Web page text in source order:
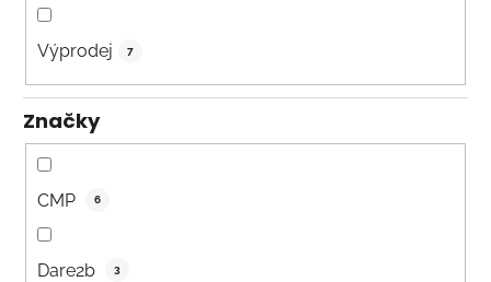
Výprodej 7
Značky
CMP 6
Dare2b 3